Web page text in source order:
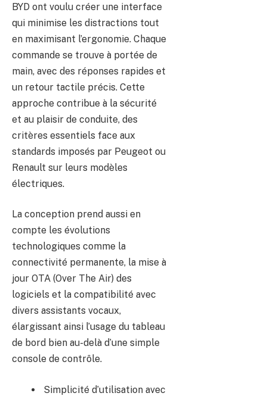
BYD ont voulu créer une interface
qui minimise les distractions tout
en maximisant l’ergonomie. Chaque
commande se trouve à portée de
main, avec des réponses rapides et
un retour tactile précis. Cette
approche contribue à la sécurité
et au plaisir de conduite, des
critères essentiels face aux
standards imposés par Peugeot ou
Renault sur leurs modèles
électriques.
La conception prend aussi en
compte les évolutions
technologiques comme la
connectivité permanente, la mise à
jour OTA (Over The Air) des
logiciels et la compatibilité avec
divers assistants vocaux,
élargissant ainsi l’usage du tableau
de bord bien au-delà d’une simple
console de contrôle.
Simplicité d’utilisation avec